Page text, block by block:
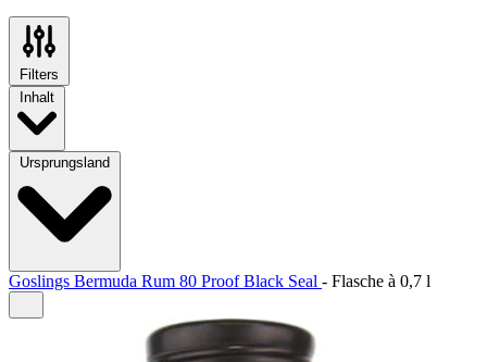
Filters
Inhalt
Ursprungsland
Goslings Bermuda Rum 80 Proof Black Seal - Flasche à 0,7 l